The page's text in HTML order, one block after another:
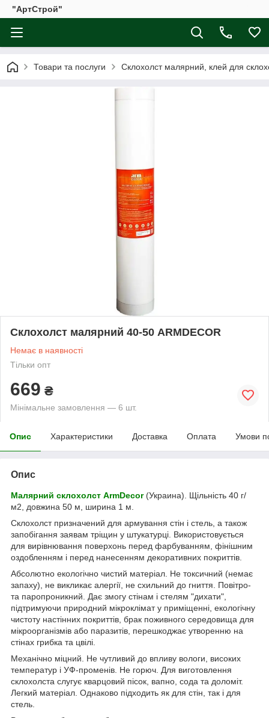
"АртСтрой"
Товари та послуги Склохолст малярний, клей для
Склохолст малярний 40-50 ARMDECOR
Немає в наявності
Тільки опт
669 ₴
Мінімальне замовлення — 6 шт.
Опис Характеристики Доставка Оплата Умови
Опис
Малярний склохолст ArmDecor(Украина). Щільність 40 г/
м2, довжина 50 м, ширина 1 м.
Склохолст призначений для армування стін і стель, а також
запобігання заявам тріщин у штукатурці. Використовується
для вирівнювання поверхонь перед фарбуванням, фінішним
оздобленням і перед нанесенням декоративних покриттів.
Абсолютно екологічно чистий матеріал. Не токсичний (немає
запаху), не викликає алергії, не схильний до гниття. Повітро-
та паропроникний. Дає змогу стінам і стелям "дихати",
підтримуючи природний мікроклімат у приміщенні, екологічну
чистоту настінних покриттів, брак поживного середовища для
мікроорганізмів або паразитів, перешкоджає утворенню на
стінах грибка та цвілі.
Механічно міцний. Не чутливий до впливу вологи, високих
температур і УФ-променів. Не горюч. Для виготовлення
склохолста слугує кварцовий пісок, вапно, сода та доломіт.
Легкий матеріал. Однаково підходить як для стін, так і для
стель.